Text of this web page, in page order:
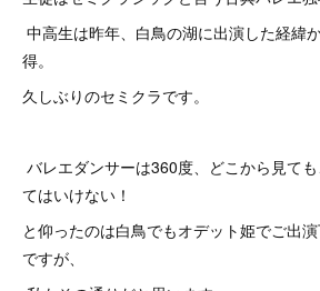
中高生は昨年、白鳥の湖に出演した経緯
得。
久しぶりのセミクラです。
バレエダンサーは360度、どこから見て
てはいけない！
と仰ったのは白鳥でもオデット姫でご出
ですが、